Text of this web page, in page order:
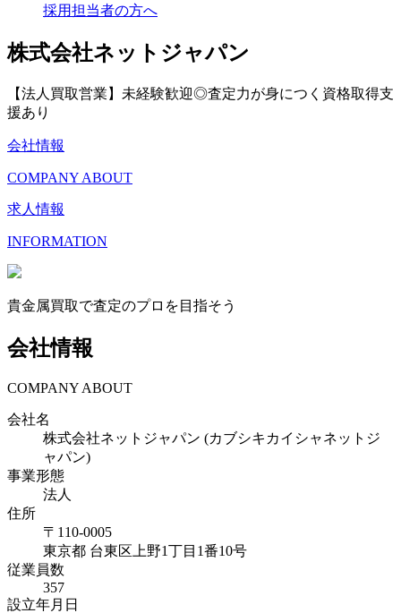
採用担当者の方へ
株式会社ネットジャパン
【法人買取営業】未経験歓迎◎査定力が身につく資格取得支
援あり
会社情報
COMPANY ABOUT
求人情報
INFORMATION
貴金属買取で査定のプロを目指そう
会社情報
COMPANY ABOUT
会社名
株式会社ネットジャパン (カブシキカイシャネットジ
ャパン)
事業形態
法人
住所
〒 110-0005
東京都 台東区上野1丁目1番10号
従業員数
357
設立年月日